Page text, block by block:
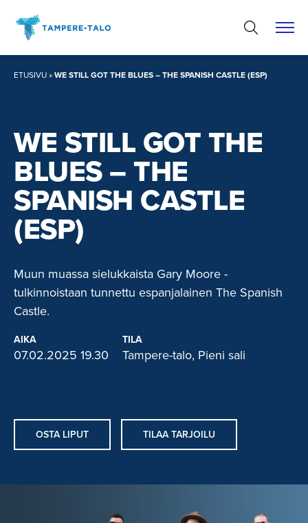
sisältöön
ETUSIVU»WE STILL GOT THE BLUES – THE SPANISH CASTLE (ESP)
WE STILL GOT THE
BLUES – THE
SPANISH CASTLE
(ESP)
Muun muassa sielukkaista Gary Moore -
tulkinnoistaan tunnettu espanjalainen The Spanish
Castle.
AIKA
07.02.2025 19.30
TILA
Tampere-talo, Pieni sali
OSTA LIPUT TILAA TARJOILU